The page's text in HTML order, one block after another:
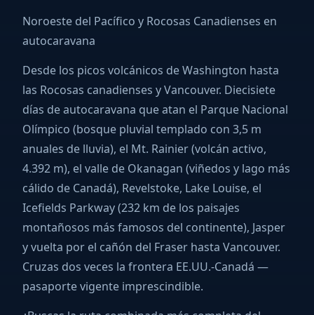
Noroeste del Pacífico y Rocosas Canadienses en
autocaravana
Desde los picos volcánicos de Washington hasta
las Rocosas canadienses y Vancouver. Diecisiete
días de autocaravana que atan el Parque Nacional
Olímpico (bosque pluvial templado con 3,5 m
anuales de lluvia), el Mt. Rainier (volcán activo,
4.392 m), el valle de Okanagan (viñedos y lago más
cálido de Canadá), Revelstoke, Lake Louise, el
Icefields Parkway (232 km de los paisajes
montañosos más famosos del continente), Jasper
y vuelta por el cañón del Fraser hasta Vancouver.
Cruzas dos veces la frontera EE.UU.-Canadá —
pasaporte vigente imprescindible.